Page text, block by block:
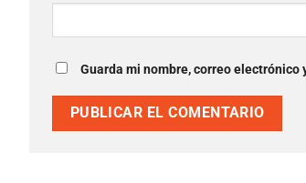
Guarda mi nombre, correo electrónico